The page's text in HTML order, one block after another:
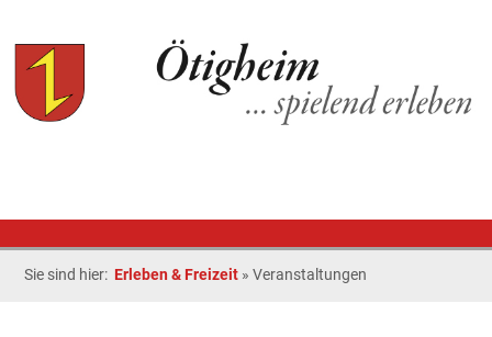
Sie sind hier: Erleben & Freizeit »Veranstaltungen